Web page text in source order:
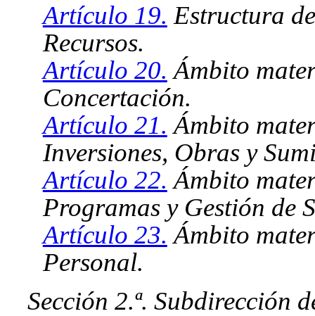
Artículo 19. Estructura
Recursos.
Artículo 20. Ámbito
Concertación.
Artículo 21. Ámbito
Inversiones, Obras y
Artículo 22. Ámbito
Programas y Gestión de
Artículo 23. Ámbito
Personal.
Sección 2.ª. Subdirección